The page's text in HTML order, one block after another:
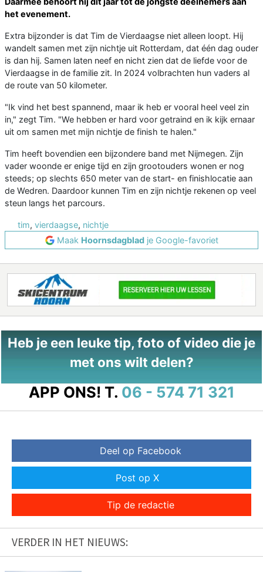
het evenement.
Extra bijzonder is dat Tim de Vierdaagse niet alleen loopt. Hij
wandelt samen met zijn nichtje uit Rotterdam, dat één dag ouder
is dan hij. Samen laten neef en nicht zien dat de liefde voor de
Vierdaagse in de familie zit. In 2024 volbrachten hun vaders al
de route van 50 kilometer.
"Ik vind het best spannend, maar ik heb er vooral heel veel zin
in," zegt Tim. "We hebben er hard voor getraind en ik kijk ernaar
uit om samen met mijn nichtje de finish te halen."
Tim heeft bovendien een bijzondere band met Nijmegen. Zijn
vader woonde er enige tijd en zijn grootouders wonen er nog
steeds; op slechts 650 meter van de start- en finishlocatie aan
de Wedren. Daardoor kunnen Tim en zijn nichtje rekenen op veel
steun langs het parcours.
tim, vierdaagse, nichtje
Maak Hoornsdagbladje Google-favoriet
Heb je een leuke tip, foto of video die je
met ons wilt delen?
APP ONS! T. 06 - 574 71 321
Deel op Facebook
Post op X
Tip de redactie
VERDER IN HET NIEUWS: